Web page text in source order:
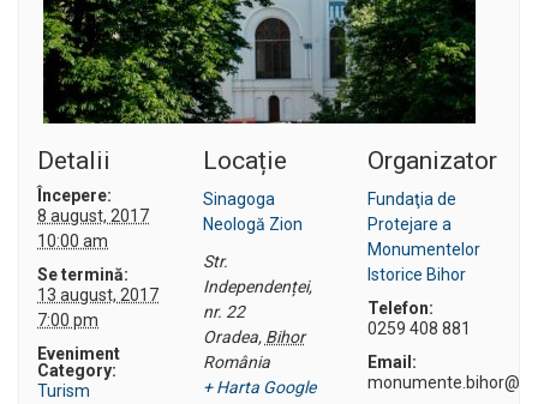
Detalii
Începere:
8 august, 2017
10:00 am
Se termină:
13 august, 2017
7:00 pm
Eveniment
Category:
Turism
Locație
Sinagoga
Neologă Zion
Str.
Independenței,
nr. 22
Oradea, Bihor
România
+ Harta Google
Organizator
Fundaţia de
Protejare a
Monumentelor
Istorice Bihor
Telefon:
0259 408 881
Email: